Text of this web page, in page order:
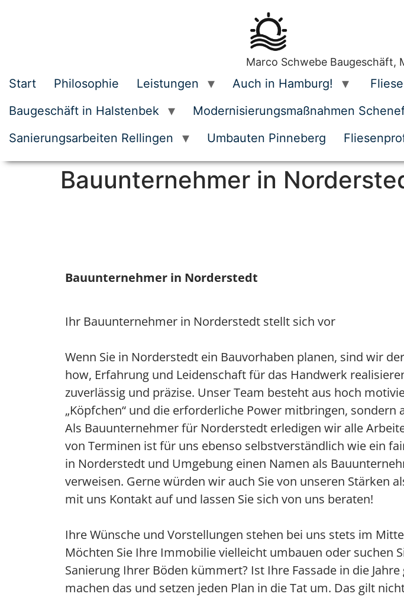
Marco Schwebe Baugeschäft,
Start Philosophie Leistungen Auch in Hamburg!
Baugeschäft in Halstenbek
Modernisierungsmaßnahmen
Sanierungsarbeiten Rellingen
Umbauten Pinneberg
Bauunternehmer in
Bauunternehmer in Norderstedt
Ihr Bauunternehmer in Norderstedt stellt sich vor
Wenn Sie in Norderstedt ein Bauvorhaben planen, sind wir
how, Erfahrung und Leidenschaft für das Handwerk
zuverlässig und präzise. Unser Team besteht aus hoch
„Köpfchen“ und die erforderliche Power mitbringen,
Als Bauunternehmer für Norderstedt erledigen wir alle
von Terminen ist für uns ebenso selbstverständlich wie ein
in Norderstedt und Umgebung einen Namen als
verweisen. Gerne würden wir auch Sie von unseren Stärken
mit uns Kontakt auf und lassen Sie sich von uns beraten!
Ihre Wünsche und Vorstellungen stehen bei uns stets im
Möchten Sie Ihre Immobilie vielleicht umbauen oder suchen
Sanierung Ihrer Böden kümmert? Ist Ihre Fassade in die
machen das und setzen jeden Plan in die Tat um. Das gilt